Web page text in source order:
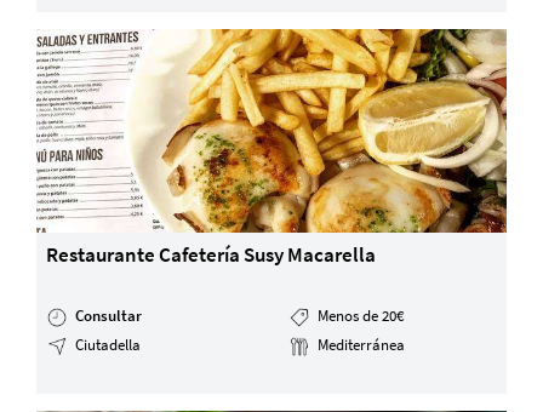
Restaurante Cafetería Susy Macarella
Consultar
Menos de 20€
Ciutadella
Mediterránea